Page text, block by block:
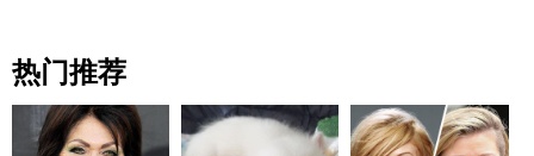
热门推荐